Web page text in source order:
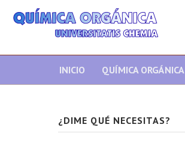
INICIO QUÍMICA ORGÁNICA
¿DIME QUÉ NECESITAS?